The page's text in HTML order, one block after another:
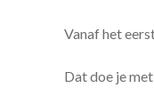
Vanaf het
Dat doe je